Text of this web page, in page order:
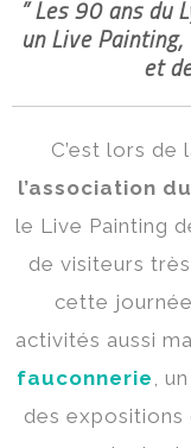
” Les 90 ans du
un Live
et
C’est lors de
l’association
le Live Painting
de visiteurs
cette
activités aussi
fauconnerie ,
des expositions